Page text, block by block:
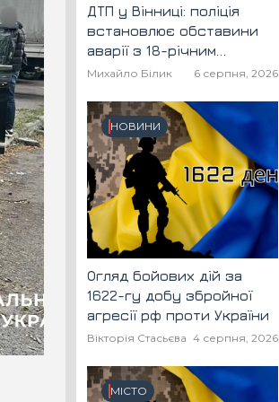
ДТП у Вінниці: поліція
встановлює обставини
аварії з 18-річним
скутеристом
Михайло Білик 6 серпня, 2026
НОВИНИ
Огляд бойових дій за
1622-гу добу збройної
агресії рф проти України
Вікторія Стасьєва 4 серпня, 2026
МІСТО